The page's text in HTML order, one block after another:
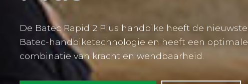
De Batec Rapid 2 Plus handbike heeft de nieuwste
Batec-handbiketechnologie en heeft een optimale
combinatie van kracht en wendbaarheid.